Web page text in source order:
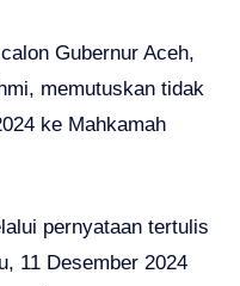
Gubernur Aceh,
memutuskan tidak
ke Mahkamah
pernyataan tertulis
11 Desember 2024